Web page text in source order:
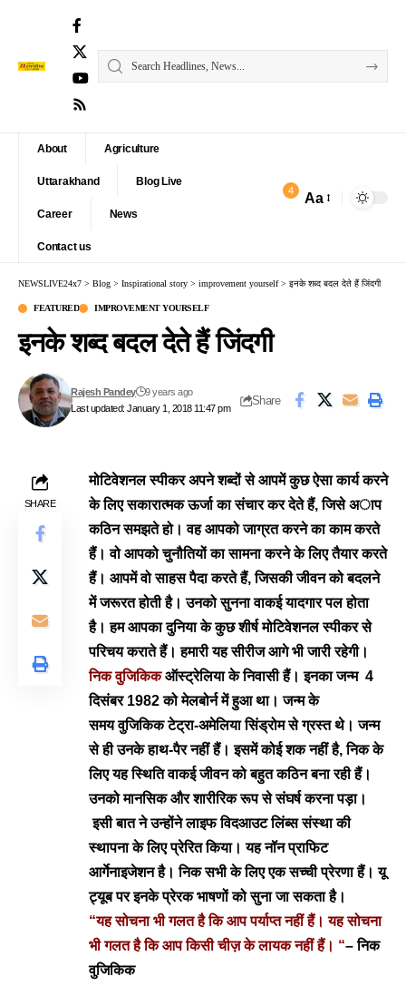
About Agriculture
Uttarakhand Blog Live
Career News
Contact us
4 Aa
NEWSLIVE24x7 > Blog > Inspirational story > improvement yourself> इनके शब्द बदल देते हैं जिंदगी
FEATURED IMPROVEMENT YOURSELF
इनके शब्द बदल देते हैं जिंदगी
Last updated: January 1, 2018 11:47 pm
Rajesh Pandey 9 years ago
Share
SHARE
मोटिवेशनल स्पीकर अपने शब्दों से आपमें कुछ ऐसा कार्य करने
के लिए सकारात्मक ऊर्जा का संचार कर देते हैं, जिसे अाप
कठिन समझते हो। वह आपको जाग्रत करने का काम करते
हैं। वो आपको चुनौतियों का सामना करने के लिए तैयार करते
हैं। आपमें वो साहस पैदा करते हैं, जिसकी जीवन को बदलने
में जरूरत होती है। उनको सुनना वाकई यादगार पल होता
है। हम आपका दुनिया के कुछ शीर्ष मोटिवेशनल स्पीकर से
परिचय कराते हैं। हमारी यह सीरीज आगे भी जारी रहेगी।
निक वुजिकिकऑस्ट्रेलिया के निवासी हैं। इनका जन्म 4
दिसंबर 1982 को मेलबोर्न में हुआ था। जन्म के
समय वुजिकिक टेट्रा-अमेलिया सिंड्रोम से ग्रस्त थे। जन्म
से ही उनके हाथ-पैर नहीं हैं। इसमें कोई शक नहीं है, निक के
लिए यह स्थिति वाकई जीवन को बहुत कठिन बना रही हैं।
उनको मानसिक और शारीरिक रूप से संघर्ष करना पड़ा।
इसी बात ने उन्होंने लाइफ विदआउट लिंब्स संस्था की
स्थापना के लिए प्रेरित किया। यह नॉन प्राफिट
आर्गेनाइजेशन है। निक सभी के लिए एक सच्ची प्रेरणा हैं। यू
ट्यूब पर इनके प्रेरक भाषणों को सुना जा सकता है।
“यह सोचना भी गलत है कि आप पर्याप्त नहीं हैं। यह सोचना
भी गलत है कि आप किसी चीज़ के लायक नहीं हैं। “– निक
वुजिकिक